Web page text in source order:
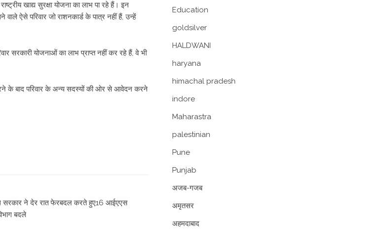
खाद्य सुरक्षा योजना का लाभ पा रहे हैं। इन
वाले ऐसे परिवार जो राशनकार्ड के पात्र नहीं हैं, उन्हें
सरकारी योजनाओं का लाभ प्राप्त नहीं कर रहे हैं, वे भी
करने के बाद परिवार के अन्य सदस्यों की ओर से आवेदन करने
सरकार ने देर रात फेरबदल करते हुए16 आईएएस
बदले
Education
goldsilver
HALDWANI
haryana
himachal pradesh
indore
Maharastra
palestinian
Pune
Punjab
अजब-गजब
अमृतसर
अहमदाबाद